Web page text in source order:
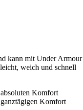
kann mit Under Armour
weich und schnell
Komfort
Komfort